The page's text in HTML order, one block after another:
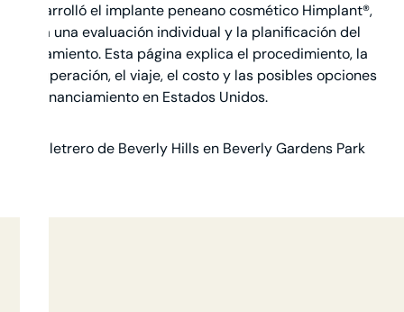
desarrolló el implante peneano cosmético Himplant®,
para una evaluación individual y la planificación del
tratamiento. Esta página explica el procedimiento, la
recuperación, el viaje, el costo y las posibles opciones
de financiamiento en Estados Unidos.